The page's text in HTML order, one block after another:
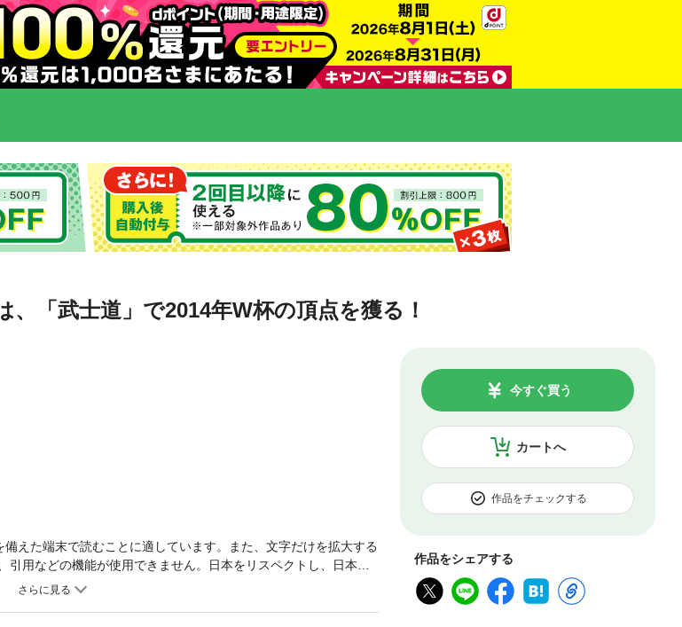
「武士道」で2014年W杯の頂点を獲る！
カートへ
今すぐ買う
作品をチェックする
作品をシェアする
えた端末で読むことに適しています。また、文字だけを拡大する
用などの機能が使用できません。日本をリスペクトし、日本人
での発言の根底には、日本の武士道スピリットが流れている。ス